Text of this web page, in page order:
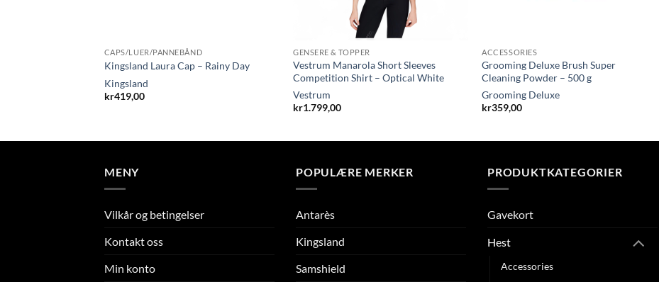
CAPS/LUER/PANNEBÅND
Kingsland Laura Cap – Rainy Day
Kingsland
kr419,00
GENSERE & TOPPER
Vestrum Manarola Short Sleeves
Competition Shirt – Optical White
Vestrum
kr1.799,00
ACCESSORIES
Grooming Deluxe Brush Super
Cleaning Powder – 500 g
Grooming Deluxe
kr359,00
MENY
Vilkår og betingelser
Kontakt oss
Min konto
POPULÆRE MERKER
Antarès
Kingsland
Samshield
PRODUKTKATEGORIER
Gavekort
Hest
Accessories